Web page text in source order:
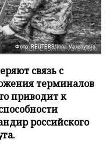
Фото: REUTERS/Inna Varenytsia
связь с
терминалов
приводит к
российского